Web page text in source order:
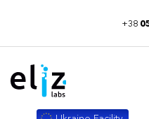
+38